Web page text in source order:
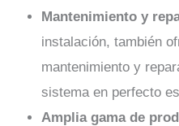
Mantenimiento y
instalación, también
mantenimiento y
sistema en perfecto
Amplia gama de